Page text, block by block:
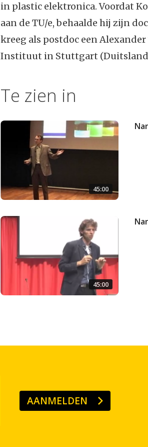
in plastic elektronica. Voordat
aan de TU/e, behaalde hij zijn
kreeg als postdoc een
Instituut in Stuttgart
Te zien in
45:00
45:00
AANMELDEN